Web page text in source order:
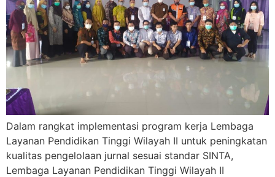
Dalam rangkat implementasi program kerja Lembaga
Layanan Pendidikan Tinggi Wilayah II untuk peningkatan
kualitas pengelolaan jurnal sesuai standar SINTA,
Lembaga Layanan Pendidikan Tinggi Wilayah II